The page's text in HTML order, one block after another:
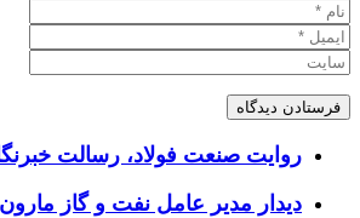
روایت صنعت فولاد،‌ رسالت
دیدار مدیر عامل نفت و گاز مارون